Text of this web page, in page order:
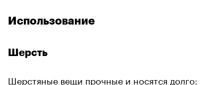
Использование
Шерсть
Шерстяные вещи прочные и носятся долго: